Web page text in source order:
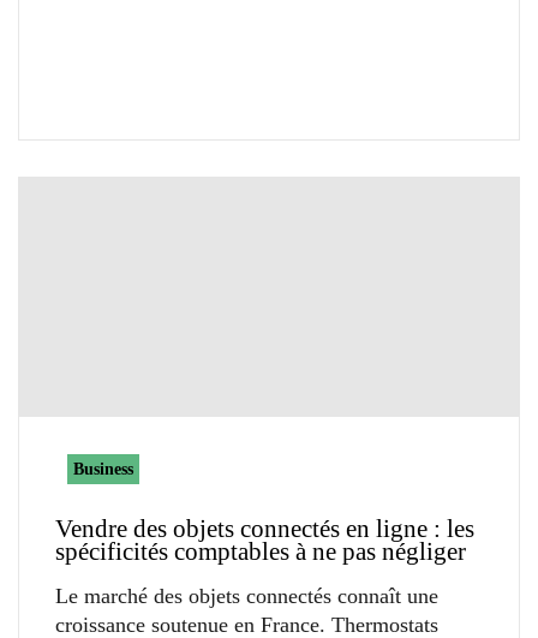
Business
Vendre des objets connectés en ligne : les
spécificités comptables à ne pas négliger
Le marché des objets connectés connaît une
croissance soutenue en France. Thermostats